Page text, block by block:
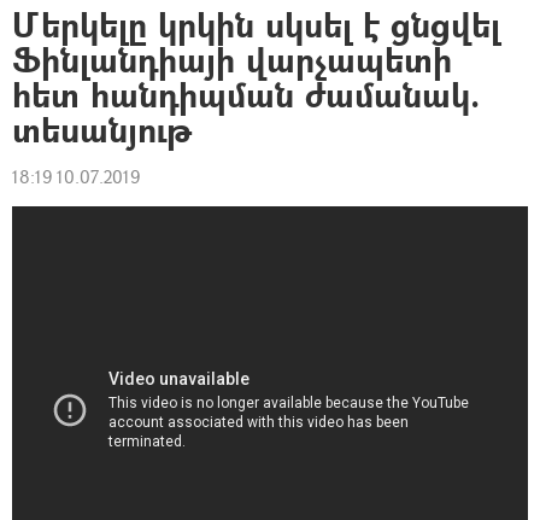
Մերկելը կրկին սկսել է ցնցվել
Ֆինլանդիայի վարչապետի
հետ հանդիպման ժամանակ.
տեսանյութ
18:19 10.07.2019